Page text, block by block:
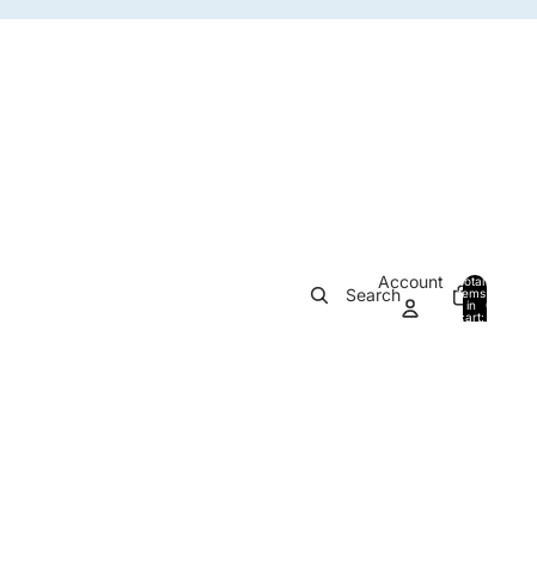
Search
Account
Total
items
in
cart:
0